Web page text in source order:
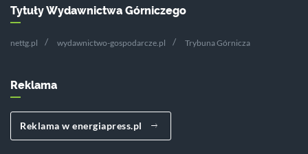
Tytuły Wydawnictwa Górniczego
nettg.pl wydawnictwo-gospodarcze.pl Trybuna Górnicza
Reklama
Reklama w energiapress.pl